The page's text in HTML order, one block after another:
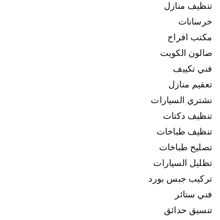
تنظيف منازل
خرسانات
مكتب افراح
صالون الكويت
فني تكييف
تعقيم منازل
نشتري السيارات
تنظيف دكتات
تنظيف طباخات
تصليح طباخات
تظليل السيارات
تركيب جبس بورد
فني ستائر
تنسيق حدائق